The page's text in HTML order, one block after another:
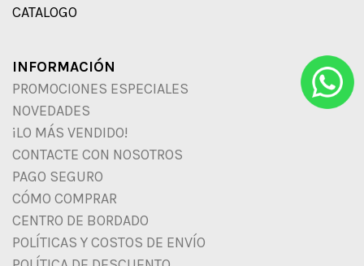
CATALOGO
INFORMACIÓN
PROMOCIONES ESPECIALES
NOVEDADES
¡LO MÁS VENDIDO!
CONTACTE CON NOSOTROS
PAGO SEGURO
CÓMO COMPRAR
CENTRO DE BORDADO
POLÍTICAS Y COSTOS DE ENVÍO